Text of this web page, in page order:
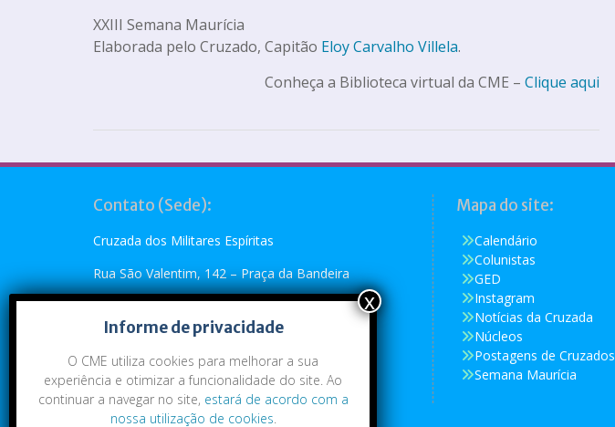
XXIII Semana Maurícia
Elaborada pelo Cruzado, Capitão Eloy Carvalho Villela.
Conheça a Biblioteca virtual da CME – Clique aqui
Contato (Sede):
Cruzada dos Militares Espíritas
Rua São Valentim, 142 – Praça da Bandeira
Rio de Janeiro, RJ – CEP: 20.260-110
Telefone: (21) 2273-4896 ou (21) 2273-5790
Emai:cme@cme.org.br
Mapa do site:
Calendário
Colunistas
GED
Instagram
Notícias da Cruzada
Núcleos
Postagens de Cruzados
Semana Maurícia
Informe de privacidade
O CME utiliza cookies para melhorar a sua
experiência e otimizar a funcionalidade do site. Ao
continuar a navegar no site, estará de acordo com a
nossa utilização de cookies.